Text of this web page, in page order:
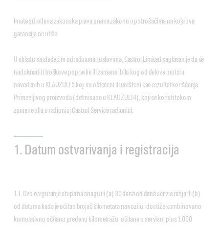
Imate određena zakonska prava prema zakonu o potrošačima na koja ova
garancija ne utiče.
U skladu sa sledećim odredbama i uslovima, Castrol Limited saglasan je da će
nadoknaditi troškove popravke ili zamene, bilo kog od delova motora
navedenih u KLAUZULI 5 koji su oštećeni ili uništeni kao rezultat korišćenja
Primenljivog proizvoda (definisano u KLAUZULI 4), koji se koristi tokom
zamene ulja u radionici Castrol Service radionici.
1. Datum ostvarivanja i registracija
1.1. Ovo osiguranje stupa na snagu ili (a) 30 dana od dana servisiranja ili (b)
od datuma kada je očitan brojač kilometara na vozilu i dostiže kombinovano
kumulativno očitanu pređenu kilometražu, očitane u servisu, plus 1.000